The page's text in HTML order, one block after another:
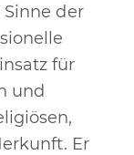
der
für
und
Er